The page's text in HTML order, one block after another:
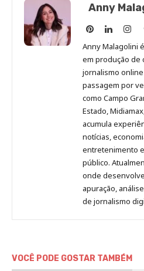
Anny
Anny
Malagolini
no
Pinterest
Anny
no
no
Anny Malagolini
em produção de
jornalismo
passagem por
como Campo
Estado,
acumula
notícias,
entretenimento
público.
onde
apuração,
de jornalismo
VOCÊ PODE GOSTAR TAMBÉM